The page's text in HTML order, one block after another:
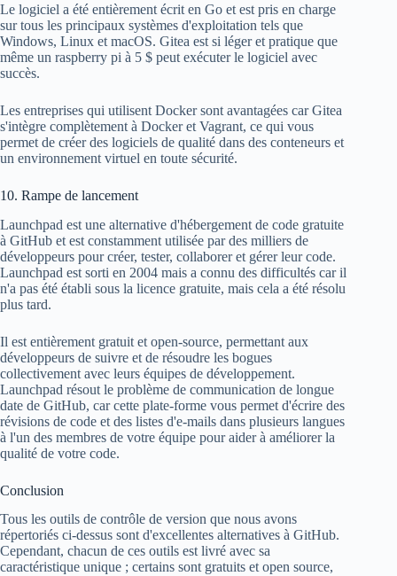
Le logiciel a été entièrement écrit en Go et est pris en charge
sur tous les principaux systèmes d'exploitation tels que
Windows, Linux et macOS. Gitea est si léger et pratique que
même un raspberry pi à 5 $ peut exécuter le logiciel avec
succès.
Les entreprises qui utilisent Docker sont avantagées car Gitea
s'intègre complètement à Docker et Vagrant, ce qui vous
permet de créer des logiciels de qualité dans des conteneurs et
un environnement virtuel en toute sécurité.
10. Rampe de lancement
Launchpad est une alternative d'hébergement de code gratuite
à GitHub et est constamment utilisée par des milliers de
développeurs pour créer, tester, collaborer et gérer leur code.
Launchpad est sorti en 2004 mais a connu des difficultés car il
n'a pas été établi sous la licence gratuite, mais cela a été résolu
plus tard.
Il est entièrement gratuit et open-source, permettant aux
développeurs de suivre et de résoudre les bogues
collectivement avec leurs équipes de développement.
Launchpad résout le problème de communication de longue
date de GitHub, car cette plate-forme vous permet d'écrire des
révisions de code et des listes d'e-mails dans plusieurs langues
à l'un des membres de votre équipe pour aider à améliorer la
qualité de votre code.
Conclusion
Tous les outils de contrôle de version que nous avons
répertoriés ci-dessus sont d'excellentes alternatives à GitHub.
Cependant, chacun de ces outils est livré avec sa
caractéristique unique ; certains sont gratuits et open source,